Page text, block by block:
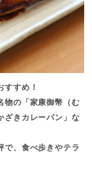
すすめ！
物の「家康御幣（む
ざきカレーパン」な
で、食べ歩きやテラ